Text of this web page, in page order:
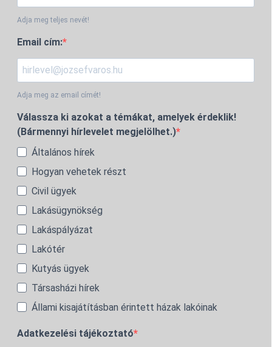
Adja meg teljes nevét!
Email cím:
Adja meg az email címét!
Válassza ki azokat a témákat, amelyek érdeklik!
(Bármennyi hírlevelet megjelölhet.)
Általános hírek
Hogyan vehetek részt
Civil ügyek
Lakásügynökség
Lakáspályázat
Lakótér
Kutyás ügyek
Társasházi hírek
Állami kisajátításban érintett házak lakóinak
Adatkezelési tájékoztató